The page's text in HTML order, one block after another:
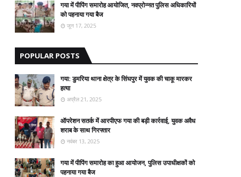
गया में पीपिंग समारोह आयोजित, नवप्रोन्नत पुलिस अधिकारियों
को पहनाया गया बैज
जून 17, 2025
POPULAR POSTS
गया: डुमरिया थाना क्षेत्र के सिंघपुर में युवक की चाकू मारकर
हत्या
अप्रैल 21, 2025
ऑपरेशन सतर्क में आरपीएफ गया की बड़ी कार्रवाई, युवक अवैध
शराब के साथ गिरफ्तार
नवंबर 13, 2025
गया में पीपिंग समारोह का हुआ आयोजन, पुलिस उपाधीक्षकों को
पहनाया गया बैज